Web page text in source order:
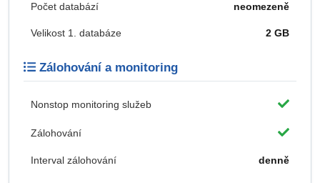
Počet databází neomezeně
Velikost 1. databáze 2 GB
Zálohování a monitoring
Nonstop monitoring služeb
Zálohování
Interval zálohování denně